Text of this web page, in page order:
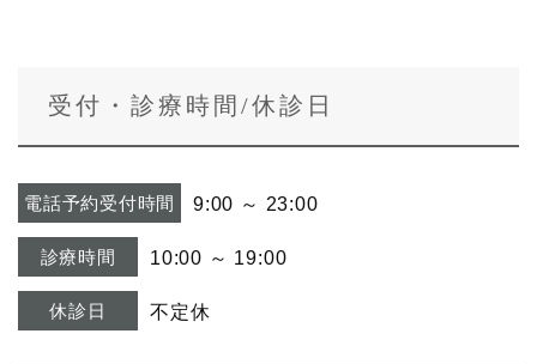
受付・診療時間/休診日
電話予約受付時間 9:00 ～ 23:00
診療時間 10:00 ～ 19:00
休診日 不定休